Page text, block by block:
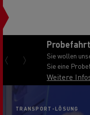
Sie wollen
Sie eine
Weitere
TRANSPORT-LÖSUNG